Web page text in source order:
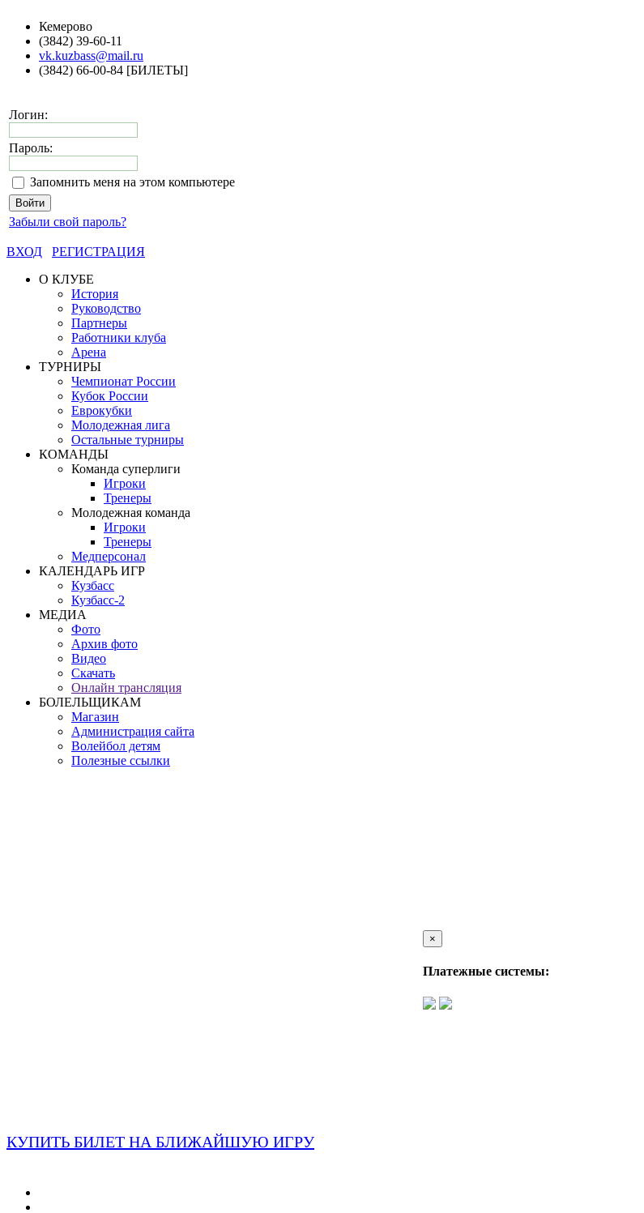
Кемерово
(3842) 39-60-11
vk.kuzbass@mail.ru
(3842) 66-00-84 [БИЛЕТЫ]
Логин:
Пароль:
Запомнить меня на этом компьютере
Забыли свой пароль?
ВХОД
РЕГИСТРАЦИЯ
О КЛУБЕ
История
Руководство
Партнеры
Работники клуба
Арена
ТУРНИРЫ
Чемпионат России
Кубок России
Еврокубки
Молодежная лига
Остальные турниры
КОМАНДЫ
Команда суперлиги
Игроки
Тренеры
Молодежная команда
Игроки
Тренеры
Медперсонал
КАЛЕНДАРЬ ИГР
Кузбасс
Кузбасс-2
МЕДИА
Фото
Архив фото
Видео
Скачать
Онлайн трансляция
БОЛЕЛЬЩИКАМ
Магазин
Администрация сайта
Волейбол детям
Полезные ссылки
×
Платежные системы:
КУПИТЬ БИЛЕТ НА БЛИЖАЙШУЮ ИГРУ